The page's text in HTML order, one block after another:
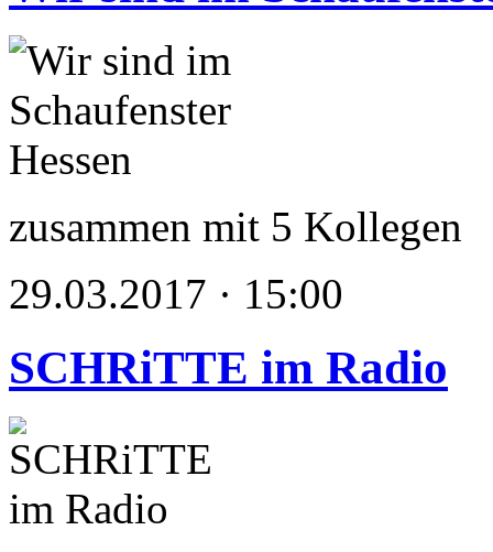
zusammen mit 5 Kollegen
29.03.2017 · 15:00
SCHRiTTE im Radio